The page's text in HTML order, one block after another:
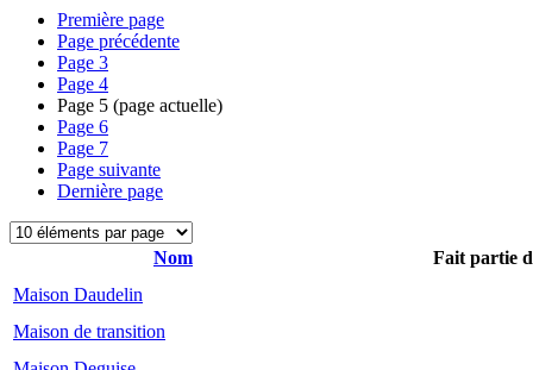
Première page
Page précédente
Page 3
Page 4
Page 5 (page actuelle)
Page 6
Page 7
Page suivante
Dernière page
Nom
Fait partie
Maison Daudelin
Maison de transition